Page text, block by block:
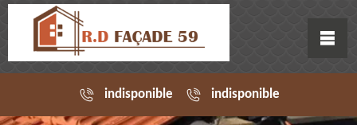
indisponible indisponible